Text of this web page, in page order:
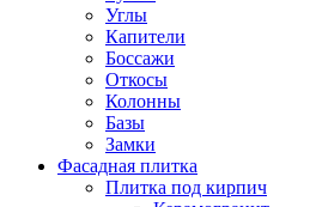
Углы
Капители
Боссажи
Откосы
Колонны
Базы
Замки
Фасадная плитка
Плитка под кирпич